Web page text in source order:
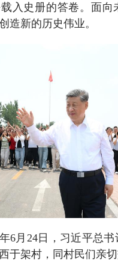
入史册的答卷。面向
造新的历史伟业。
6月24日，习近平总
于架村，同村民们亲切